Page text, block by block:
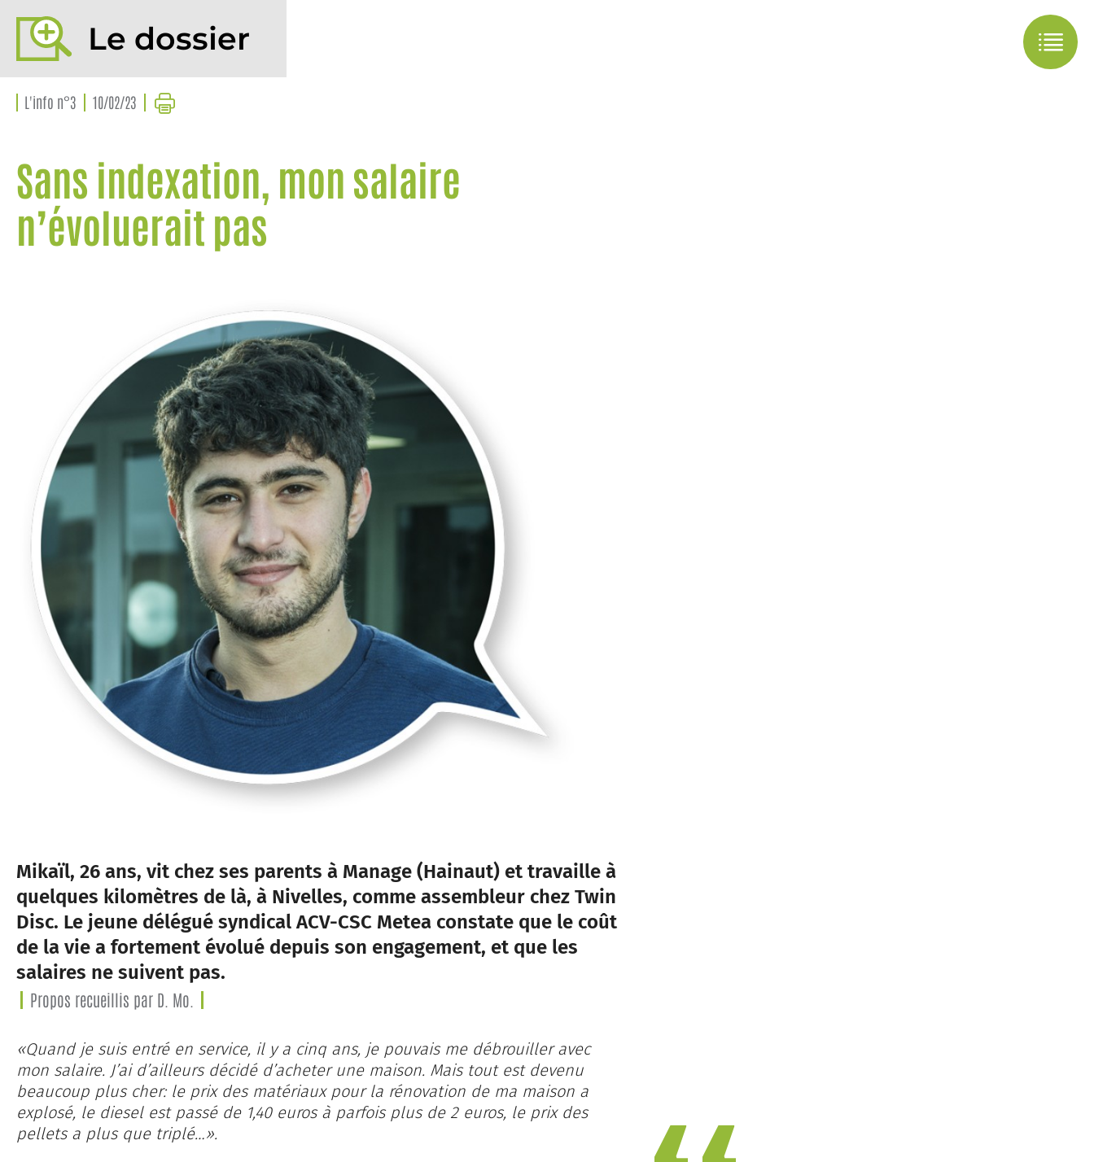
Le dossier
L'info n°3 10/02/23
Sans indexation, mon salaire
n’évoluerait pas
Mikaïl, 26 ans, vit chez ses parents à Manage (Hainaut) et travaille à
quelques kilomètres de là, à Nivelles, comme assembleur chez Twin
Disc. Le jeune délégué syndical ACV-CSC Metea constate que le coût
de la vie a fortement évolué depuis son engagement, et que les
salaires ne suivent pas.
Propos recueillis par D. Mo.
«Quand je suis entré en service, il y a cinq ans, je pouvais me débrouiller avec
mon salaire. J’ai d’ailleurs décidé d’acheter une maison. Mais tout est devenu
beaucoup plus cher: le prix des matériaux pour la rénovation de ma maison a
explosé, le diesel est passé de 1,40 euros à parfois plus de 2 euros, le prix des
pellets a plus que triplé…».